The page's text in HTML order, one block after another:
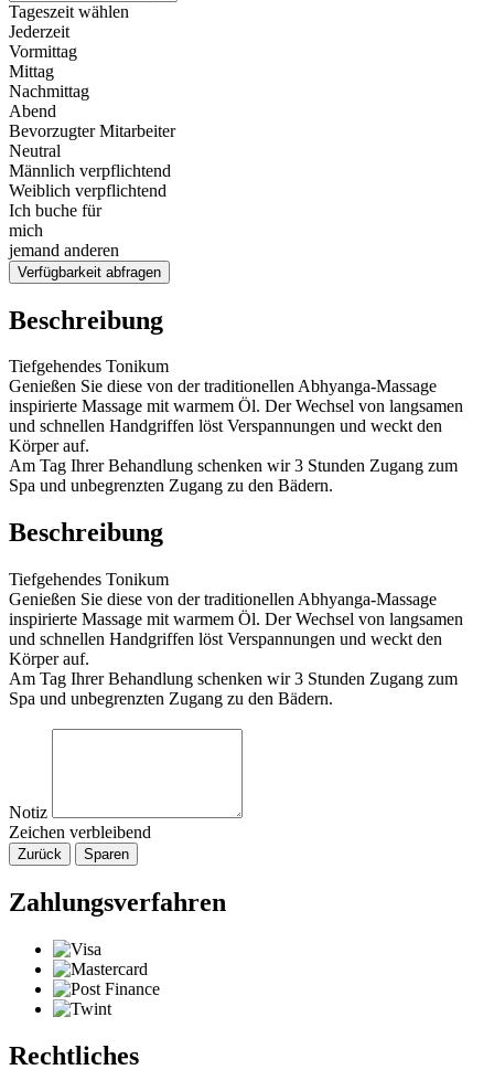
Tageszeit wählen
Jederzeit
Vormittag
Mittag
Nachmittag
Abend
Bevorzugter Mitarbeiter
Neutral
Männlich verpflichtend
Weiblich verpflichtend
Ich buche für
mich
jemand anderen
Verfügbarkeit abfragen
Beschreibung
Tiefgehendes Tonikum
Genießen Sie diese von der traditionellen Abhyanga-Massage
inspirierte Massage mit warmem Öl. Der Wechsel von langsamen
und schnellen Handgriffen löst Verspannungen und weckt den
Körper auf.
Am Tag Ihrer Behandlung schenken wir 3 Stunden Zugang zum
Spa und unbegrenzten Zugang zu den Bädern.
Beschreibung
Tiefgehendes Tonikum
Genießen Sie diese von der traditionellen Abhyanga-Massage
inspirierte Massage mit warmem Öl. Der Wechsel von langsamen
und schnellen Handgriffen löst Verspannungen und weckt den
Körper auf.
Am Tag Ihrer Behandlung schenken wir 3 Stunden Zugang zum
Spa und unbegrenzten Zugang zu den Bädern.
Notiz
Zeichen verbleibend
Zurück Sparen
Zahlungsverfahren
Rechtliches